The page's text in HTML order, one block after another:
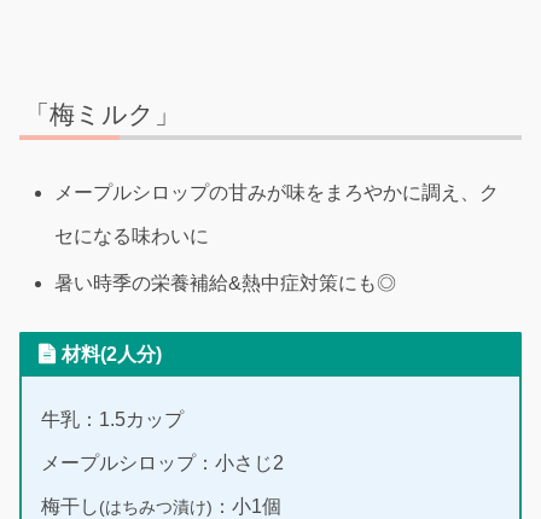
「梅ミルク」
メープルシロップの甘みが味をまろやかに調え、ク
セになる味わいに
暑い時季の栄養補給&熱中症対策にも◎
材料(2人分)
牛乳：1.5カップ
メープルシロップ：小さじ2
梅干し(はちみつ漬け) ：小1個